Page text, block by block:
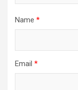
Name *
Email *